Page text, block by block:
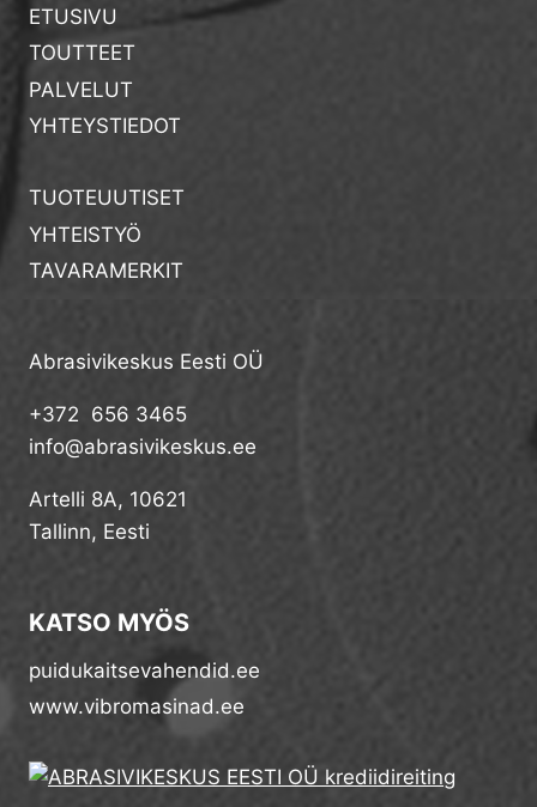
ETUSIVU
TOUTTEET
PALVELUT
YHTEYSTIEDOT
TUOTEUUTISET
YHTEISTYÖ
TAVARAMERKIT
Abrasivikeskus Eesti OÜ
+372 656 3465
info@abrasivikeskus.ee
Artelli 8A, 10621
Tallinn, Eesti
KATSO MYÖS
puidukaitsevahendid.ee
www.vibromasinad.ee